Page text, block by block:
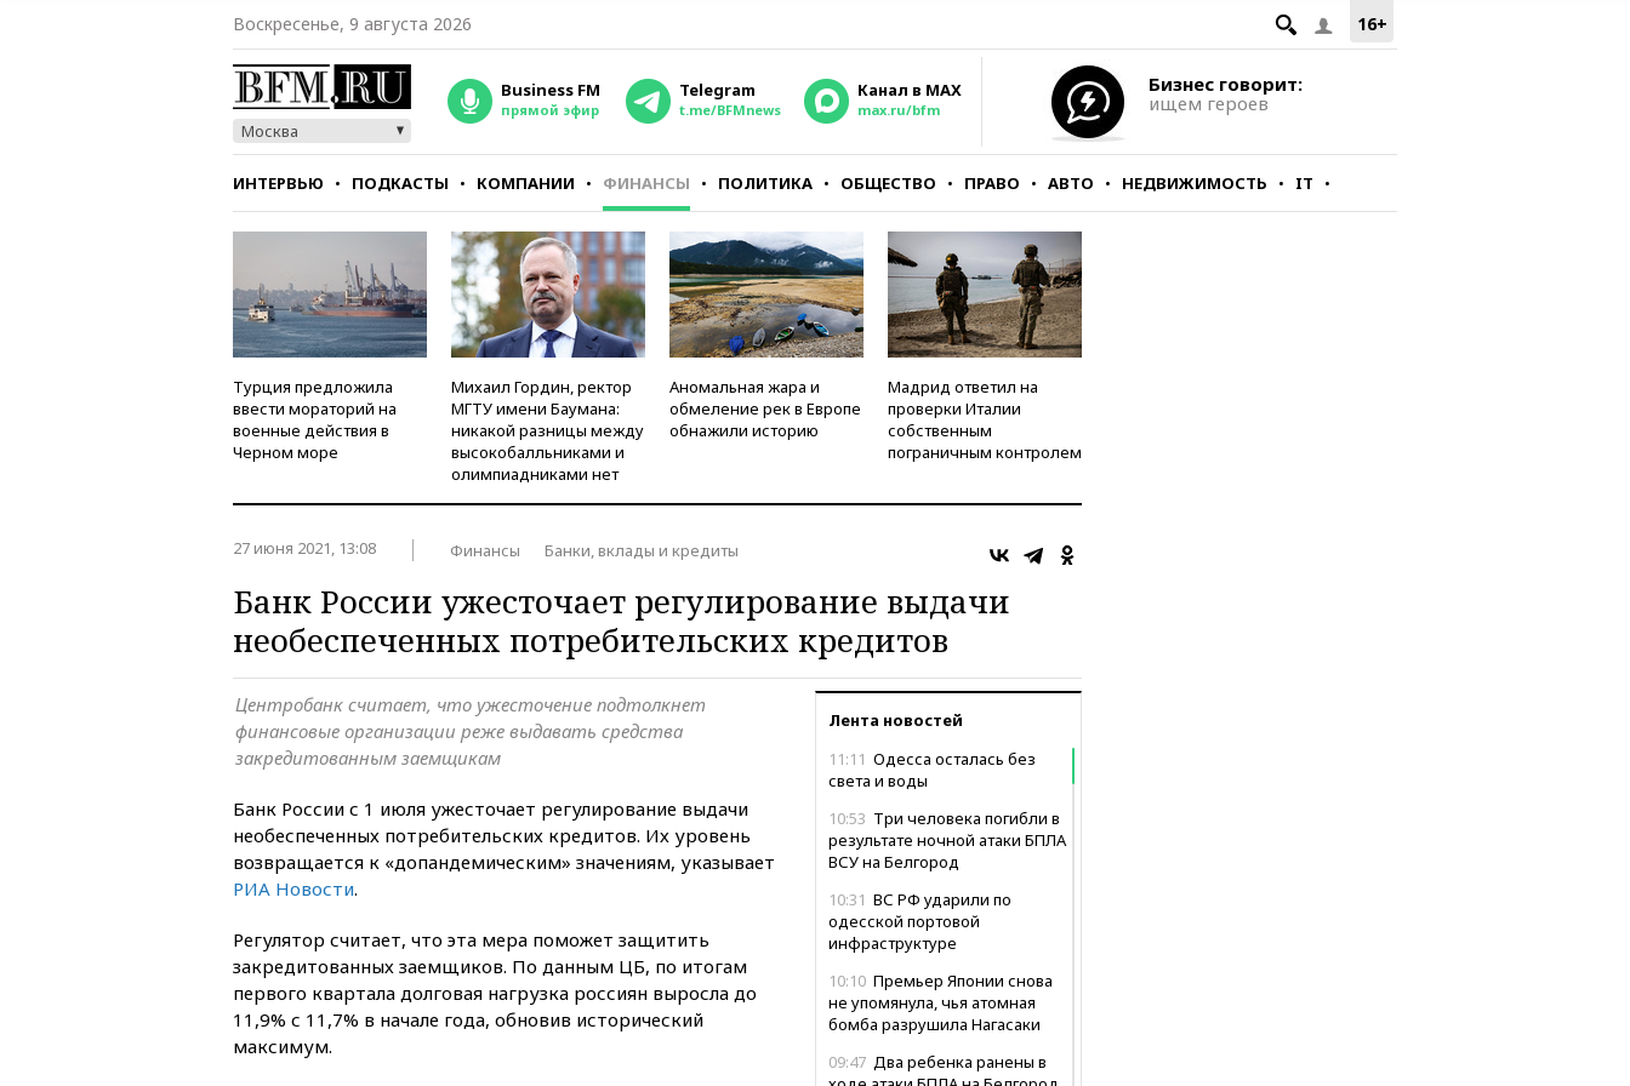
16+
Воскресенье, 9 августа 2026
Москва
Business FM
прямой эфир
Telegram
t.me/BFMnews
Канал в MAX
max.ru/bfm
Бизнес говорит:
ищем героев
ИНТЕРВЬЮ ПОДКАСТЫ КОМПАНИИ ФИНАНСЫ ПОЛИТИКА ОБЩЕСТВО ПРАВО АВТО НЕДВИЖИМОСТЬ IT
СТИЛЬ ТЕСТЫ
Турция предложила
ввести мораторий на
военные действия в
Черном море
Михаил Гордин, ректор
МГТУ имени Баумана:
никакой разницы между
высокобалльниками и
олимпиадниками нет
Аномальная жара и
обмеление рек в Европе
обнажили историю
Мадрид ответил на
проверки Италии
собственным
пограничным контролем
27 июня 2021, 13:08 Финансы Банки, вклады и кредиты
Банк России ужесточает регулирование выдачи
необеспеченных потребительских кредитов
Лента новостей
11:11 Одесса осталась без
света и воды
10:53 Три человека погибли в
результате ночной атаки БПЛА
ВСУ на Белгород
10:31 ВС РФ ударили по
одесской портовой
инфраструктуре
10:10 Премьер Японии снова
не упомянула, чья атомная
бомба разрушила Нагасаки
09:47 Два ребенка ранены в
Центробанк считает, что ужесточение подтолкнет
финансовые организации реже выдавать средства
закредитованным заемщикам
Банк России с 1 июля ужесточает регулирование выдачи
необеспеченных потребительских кредитов. Их уровень
возвращается к «допандемическим» значениям, указывает
РИА Новости.
Регулятор считает, что эта мера поможет защитить
закредитованных заемщиков. По данным ЦБ, по итогам
первого квартала долговая нагрузка россиян выросла до
11,9% с 11,7% в начале года, обновив исторический
максимум.